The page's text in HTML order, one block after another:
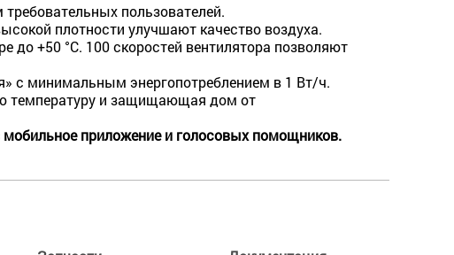
пользователей.
плотности улучшают качество воздуха.
+50 °C. 100 скоростей вентилятора позволяют
с минимальным энергопотреблением в 1 Вт/ч.
температуру и защищающая дом от
мобильное приложение и голосовых помощников.